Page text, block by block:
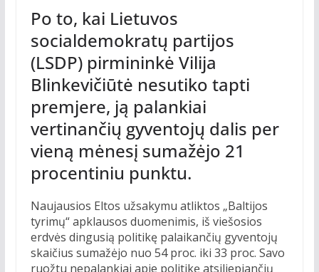
Po to, kai Lietuvos
socialdemokratų partijos
(LSDP) pirmininkė Vilija
Blinkevičiūtė nesutiko tapti
premjere, ją palankiai
vertinančių gyventojų dalis per
vieną mėnesį sumažėjo 21
procentiniu punktu.
Naujausios Eltos užsakymu atliktos „Baltijos
tyrimų“ apklausos duomenimis, iš viešosios
erdvės dingusią politikę palaikančių gyventojų
skaičius sumažėjo nuo 54 proc. iki 33 proc. Savo
ruožtu nepalankiai apie politikę atsiliepiančių